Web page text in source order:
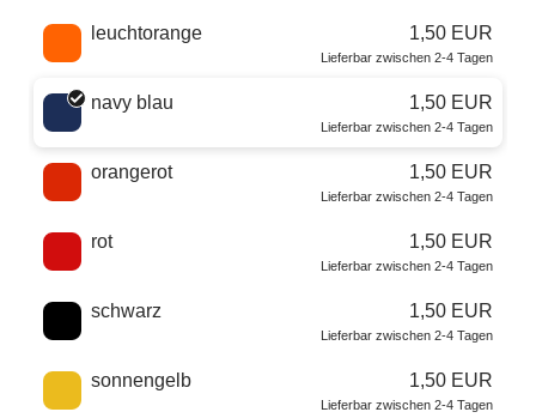
leuchtorange 1,50 EUR
Lieferbar zwischen 2-4 Tagen
navy blau 1,50 EUR
Lieferbar zwischen 2-4 Tagen
orangerot 1,50 EUR
Lieferbar zwischen 2-4 Tagen
rot 1,50 EUR
Lieferbar zwischen 2-4 Tagen
schwarz 1,50 EUR
Lieferbar zwischen 2-4 Tagen
sonnengelb 1,50 EUR
Lieferbar zwischen 2-4 Tagen